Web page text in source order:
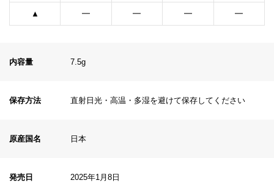
▲ ━ ━ ━ ━
内容量 7.5g
保存方法 直射日光・高温・多湿を避けて保存してください
原産国名 日本
発売日 2025年1月8日